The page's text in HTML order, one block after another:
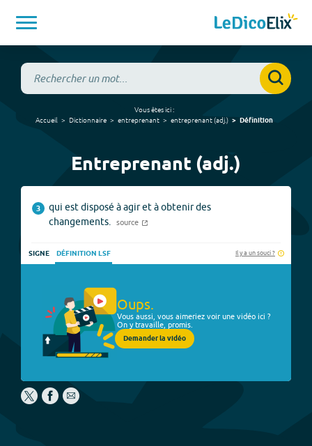
Vous êtes ici :
Accueil
Dictionnaire entreprenant entreprenant(adj.) Définition
Entreprenant (adj.)
3
qui est disposé à agir et à obtenir des
changements.
source
SIGNE DÉFINITION LSF Il y a un souci ?
Oups.
Vous aussi, vous aimeriez voir une vidéo ici ?
On y travaille, promis.
Demander la vidéo